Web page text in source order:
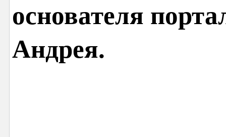
основателя
Андрея.